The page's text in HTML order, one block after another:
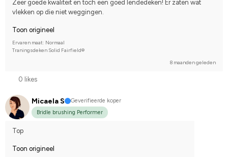
Zeer goede kwaliteit en toch een goed lendedeken! Er zaten wat
vlekken op die niet weggingen.
Toon origineel
Ervaren maat: Normaal
Traningsdeken Solid Fairfield®
8 maanden geleden
0 likes
Micaela S
Geverifieerde koper
Bridle brushing Performer
Top
Toon origineel